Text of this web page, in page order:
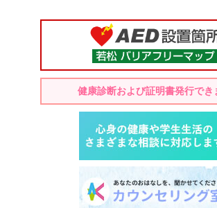
健康診断および証明書発行でき